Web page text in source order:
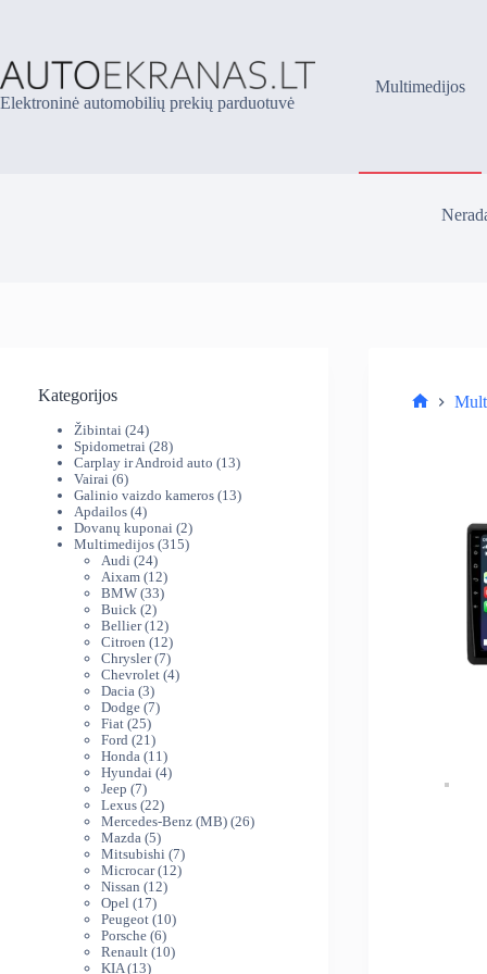
Elektroninė automobilių prekių parduotuvė
Multimedijos
Kategorijos
Žibintai 2424
produktai
Spidometrai 2828
produktai
Carplay ir Android auto 1313
Vairai 66
produktai
Galinio vaizdo kameros 1313
Apdailos 44
produktai
Dovanų kuponai 22
produktai
Multimedijos 315315
Audi 2424
produktai
Aixam 1212
produktų
BMW 3333
Buick 22
produktai
Bellier 1212
produktų
Citroen 1212
produktų
Chrysler 77
produktai
Chevrolet 44
Dacia 33
produktai
Dodge 77
Fiat 2525
produktai
Ford 21 21
produktas
Honda 11 11
produktų
Hyundai 44
Jeep 77
produktai
Lexus 2222
produktai
Mercedes-Benz (MB) 2626
Mazda 55
produktai
Mitsubishi 77
produktai
Microcar 1212
Nissan 1212
Opel 1717
produktų
Peugeot 1010
Porsche 66
produktai
Renault 1010
KIA 1313